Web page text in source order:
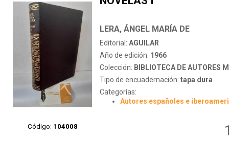
Código: 104008
LERA, ÁNGEL MARÍA DE
Editorial: AGUILAR
Año de edición: 1966
Colección: BIBLIOTECA DE AUTORES
Tipo de encuadernación: tapa dura
Categorías:
Autores españoles e